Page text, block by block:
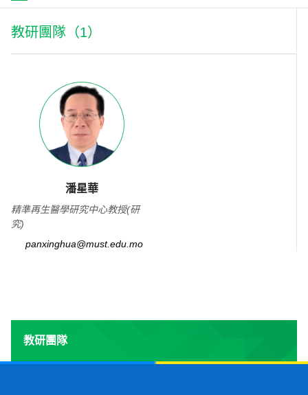
教研團隊（1）
潘星華
精準再生醫學研究中心教授(研
究)
panxinghua@must.edu.mo
教研團隊